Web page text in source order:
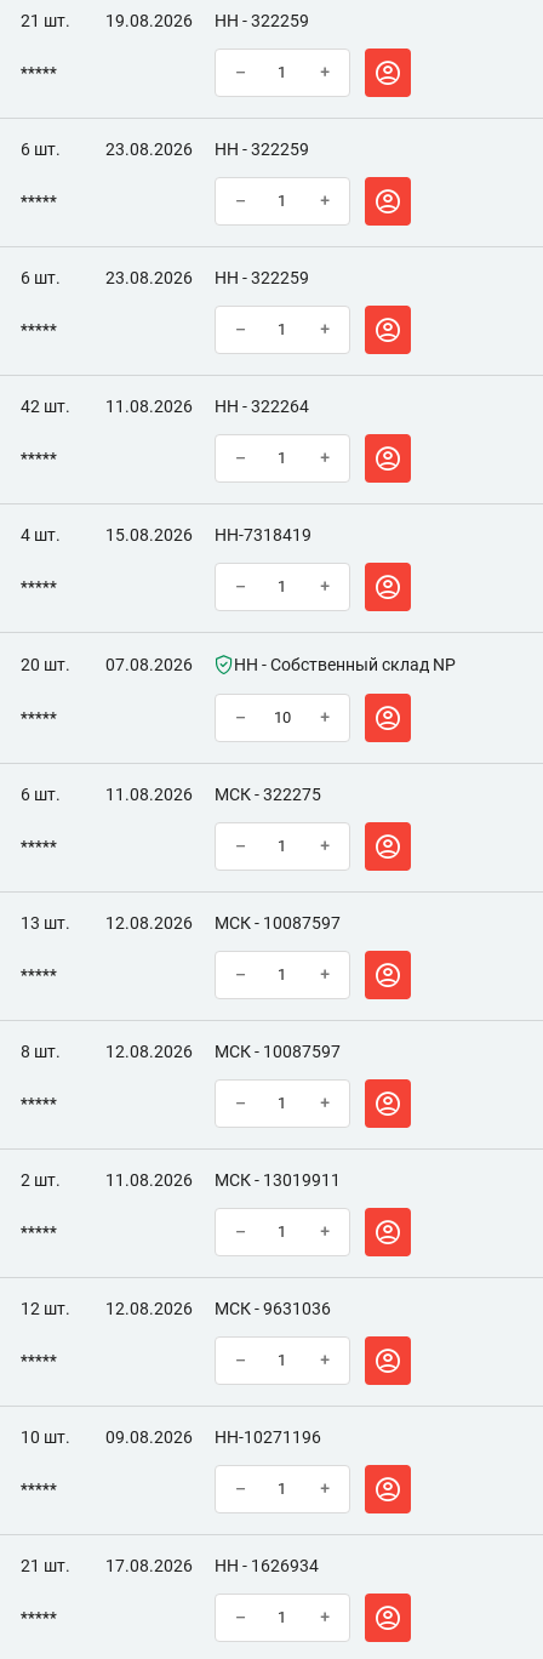
21 шт. 19.08.2026 НН - 322259
***** – +
6 шт. 23.08.2026 НН - 322259
***** – +
6 шт. 23.08.2026 НН - 322259
***** – +
42 шт. 11.08.2026 НН - 322264
***** – +
4 шт. 15.08.2026 НН-7318419
***** – +
20 шт. 07.08.2026 НН - Собственный склад NP
***** – +
6 шт. 11.08.2026 МСК - 322275
***** – +
13 шт. 12.08.2026 МСК - 10087597
***** – +
8 шт. 12.08.2026 МСК - 10087597
***** – +
2 шт. 11.08.2026 МСК - 13019911
***** – +
12 шт. 12.08.2026 МСК - 9631036
***** – +
10 шт. 09.08.2026 НН-10271196
***** – +
21 шт. 17.08.2026 НН - 1626934
***** – +